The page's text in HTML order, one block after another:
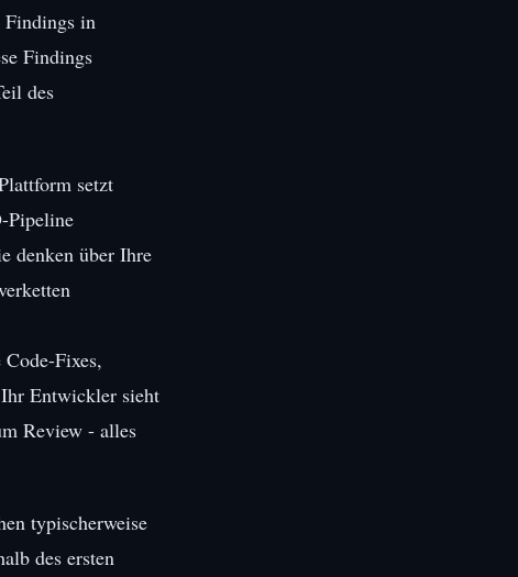
Findings in
Findings
des
setzt
Pipeline
denken über Ihre
Fixes,
Entwickler sieht
Review - alles
typischerweise
des ersten